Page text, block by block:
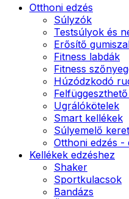
Otthoni edzés
Súlyzók
Testsúlyok és
Erősítő
Fitness labdák
Fitness
Húzódzkodó
Ugrálókötelek
Smart kellékek
Súlyemelő
Otthoni edzés -
Kellékek edzéshez
Shaker
Sportkulacsok
Bandázs